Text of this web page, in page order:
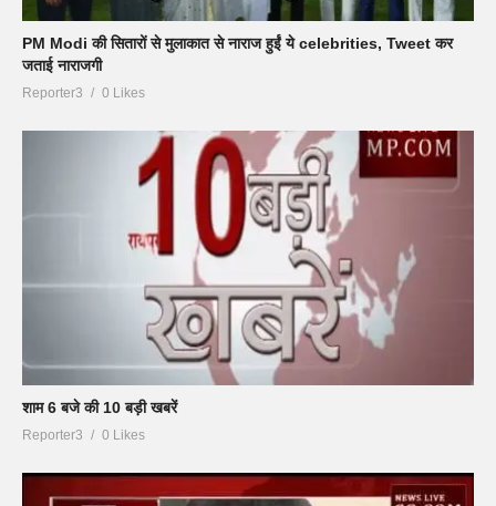
PM Modi की सितारों से मुलाकात से नाराज हुईं ये celebrities, Tweet कर
जताई नाराजगी
Reporter3 0 Likes
शाम 6 बजे की 10 बड़ी खबरें
Reporter3 0 Likes